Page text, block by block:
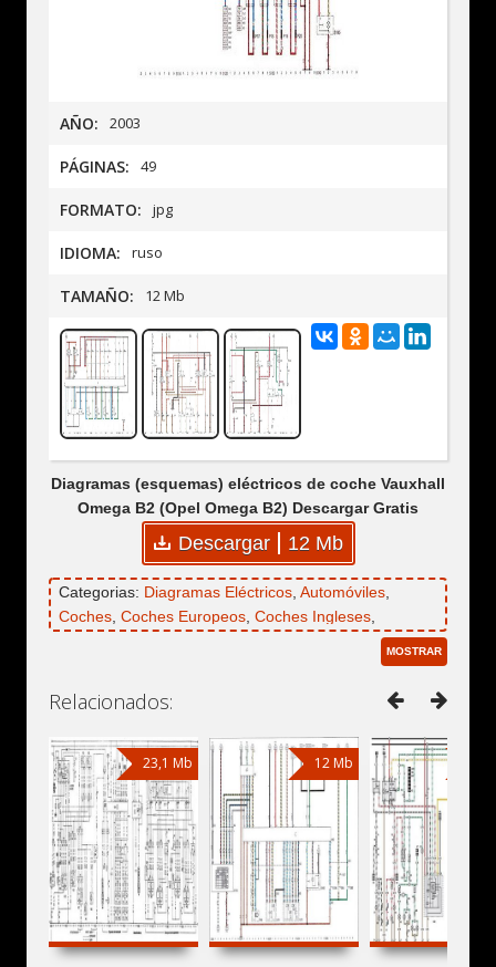
AÑO: 2003
PÁGINAS: 49
FORMATO: jpg
IDIOMA: ruso
TAMAÑO: 12 Mb
Diagramas (esquemas) eléctricos de coche Vauxhall
Omega B2 (Opel Omega B2) Descargar Gratis
Descargar 12 Mb
Categorias: Diagramas Eléctricos, Automóviles,
Coches, Coches Europeos, Coches Ingleses,
,
MOSTRAR
Relacionados:
23,1 Mb 12 Mb